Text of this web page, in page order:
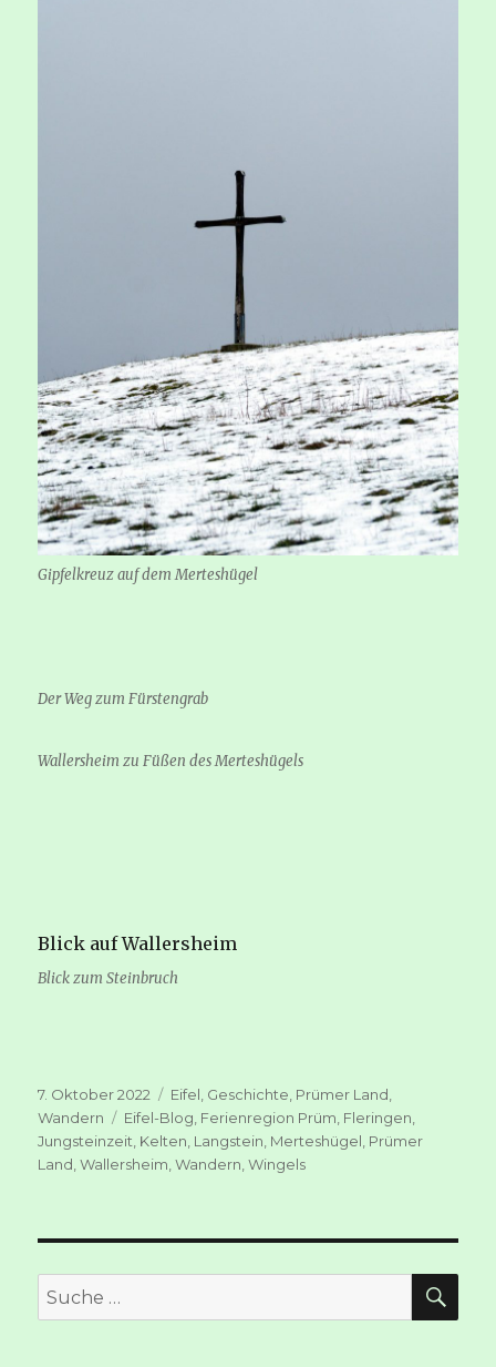
Gipfelkreuz auf dem Merteshügel
Der Weg zum Fürstengrab
Wallersheim zu Füßen des Merteshügels
Blick auf Wallersheim
Blick zum Steinbruch
Veröffentlicht
am
7. Oktober 2022 Kategorien
Eifel Geschichte Prümer Land
Wandern
Schlagwörter
Eifel-Blog Ferienregion Prüm Fleringen
Jungsteinzeit Kelten Langstein Merteshügel Prümer
Land ,Wallersheim ,Wandern ,Wingels
Suche
nach: